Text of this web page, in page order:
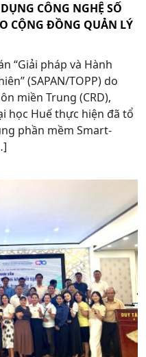
CÔNG NGHỆ SỐ
CỘNG ĐỒNG QUẢN LÝ
“Giải pháp và Hành
(SAPAN/TOPP) do
miền Trung (CRD),
học Huế thực hiện đã tổ
phần mềm Smart-